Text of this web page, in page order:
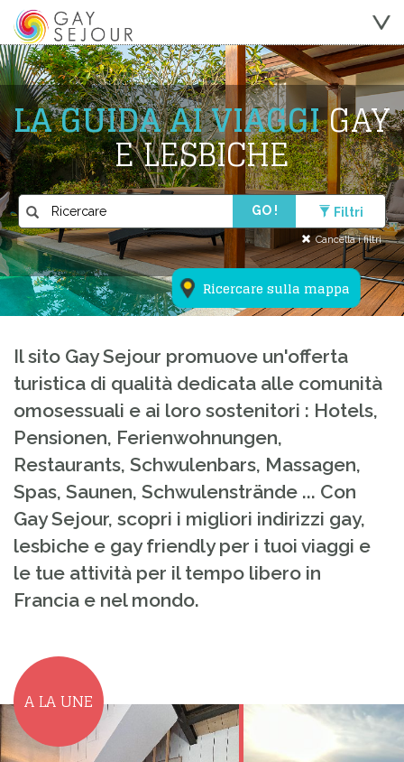
Ricercare sulla mappa
LA GUIDA AI VIAGGIGAY
E LESBICHE
GO ! Filtri
Cancella i filtri
Il sito Gay Sejour promuove un'offerta
turistica di qualità dedicata alle comunità
omosessuali e ai loro sostenitori : Hotels,
Pensionen, Ferienwohnungen,
Restaurants, Schwulenbars, Massagen,
Spas, Saunen, Schwulenstrände ... Con
Gay Sejour, scopri i migliori indirizzi gay,
lesbiche e gay friendly per i tuoi viaggi e
le tue attività per il tempo libero in
Francia e nel mondo.
A LA UNE